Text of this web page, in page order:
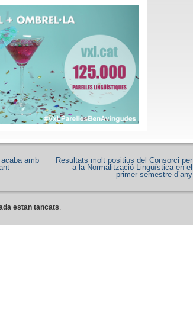
Resultats molt positius del Consorci per
a la Normalització Lingüística en el
primer semestre d’any
amb
estan tancats.